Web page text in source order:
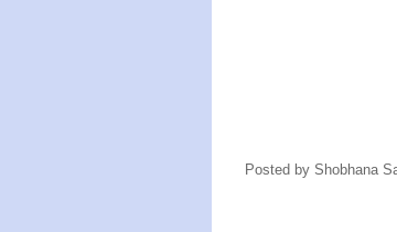
Posted by Shobhana